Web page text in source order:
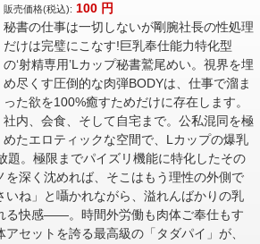
販売価格(税込): 100 円
秘書の仕事は一切しないが剛腕社長の性処理
だけは完璧にこなす!巨乳奉仕能力特化型
の‘射精専用’Lカップ秘書鷲尾めい。視界を埋
め尽くす圧倒的な肉弾BODYは、仕事で溜ま
った欲を100%癒すためだけに存在します。
社内、会食、そして自宅まで。公私混同を極
めたエロティックな空間で、Lカップの爆乳
題。極限までパイズリ機能に特化したその
を深く沈めれば、そこはもう理性の外側で
いね」と囁かれながら、溢れんばかりの乳
る快感――。時間外労働も肉体ご奉仕もす
セットを誇る最高級の「タダパイ」が、